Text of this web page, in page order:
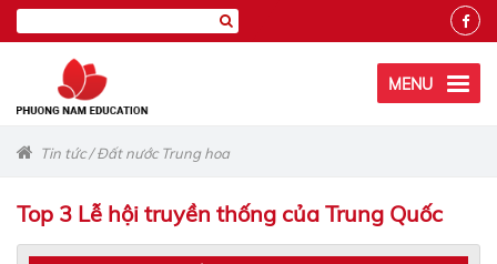
MENU
Tin tức/Đất nước Trung hoa
Top 3 Lễ hội truyền thống của Trung Quốc